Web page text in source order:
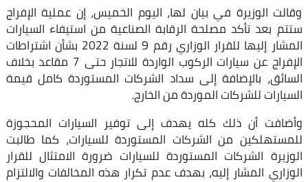
وقالت الوزيرة في بيان لها، اليوم الخميس، إن عملية الإفراج
ستتم بعد تأكد مصلحة الرقابة الصناعية من استيفاء السيارات
المشار إليها للقرار الوزاري رقم 9 لسنة 2022 بشأن اشتراطات
الإفراج عن سيارات الركوب الواردة للاتجار حتى 7 مقاعد بخلاف
السائق، بالإضافة إلى سداد الشركات المستوردة كامل قيمة
السيارات للشركات الموردة من الخارج.
وأضافت أن ذلك كله يهدف إلى توفير السيارات المحجوزة
للمستهلكين من الشركات المستوردة للسيارات، كما طالبت
الوزيرة الشركات المستوردة للسيارات ضرورة الامتثال للقرار
الوزاري المشار إليه، بهدف عدم تكرار هذه المخالفات والالتزام